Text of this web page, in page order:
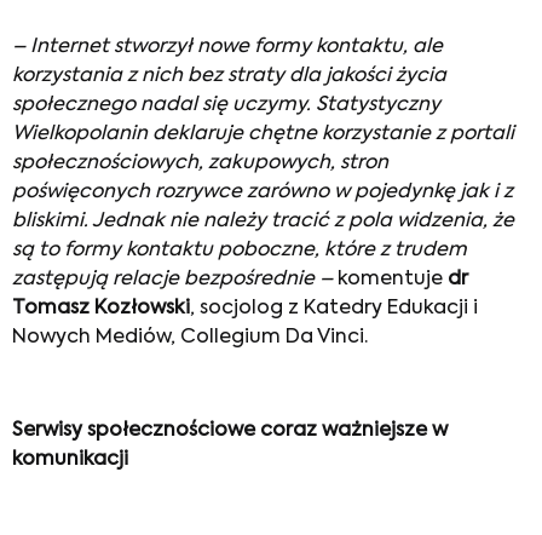
– Internet stworzył nowe formy kontaktu, ale
korzystania z nich bez straty dla jakości życia
społecznego nadal się uczymy. Statystyczny
Wielkopolanin deklaruje chętne korzystanie z portali
społecznościowych, zakupowych, stron
poświęconych rozrywce zarówno w pojedynkę jak i z
bliskimi. Jednak nie należy tracić z pola widzenia, że
są to formy kontaktu poboczne, które z trudem
zastępują relacje bezpośrednie – komentuje dr
Tomasz Kozłowski, socjolog z Katedry Edukacji i
Nowych Mediów, Collegium Da Vinci.
Serwisy społecznościowe coraz ważniejsze w
komunikacji